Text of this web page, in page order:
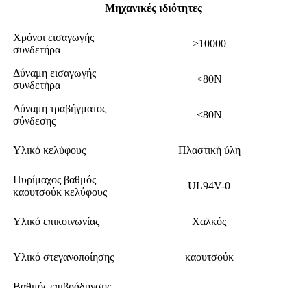
Μηχανικές ιδιότητες
Χρόνοι εισαγωγής
συνδετήρα
>10000
Δύναμη εισαγωγής
συνδετήρα
<80N
Δύναμη τραβήγματος
σύνδεσης
<80N
Υλικό κελύφους Πλαστική ύλη
Πυρίμαχος βαθμός
καουτσούκ κελύφους
UL94V-0
Υλικό επικοινωνίας Χαλκός
Υλικό στεγανοποίησης καουτσούκ